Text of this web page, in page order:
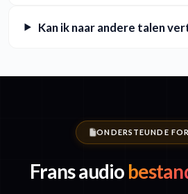
Kan ik naar andere talen
ONDERSTEUNDE
Frans audio